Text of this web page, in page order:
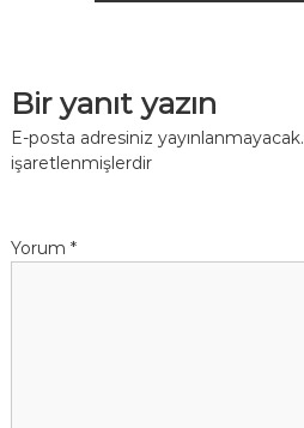
Bir yanıt yazın
E-posta adresiniz yayınlanmayacak.
işaretlenmişlerdir
Yorum *